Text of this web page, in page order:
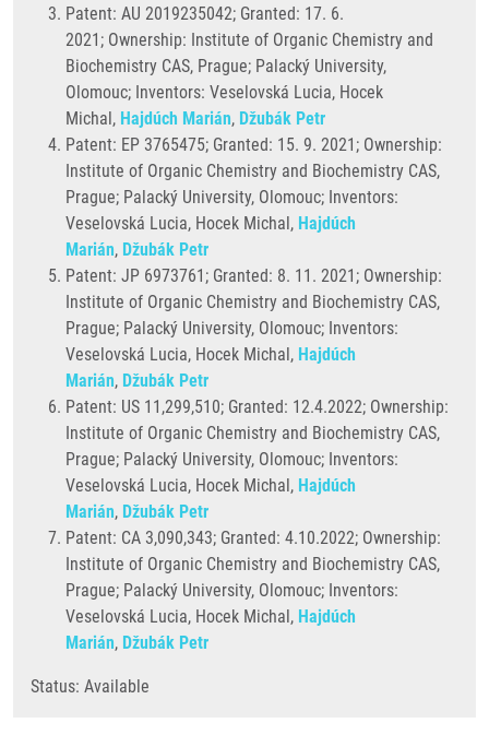
Patent: AU 2019235042; Granted: 17. 6.
2021; Ownership: Institute of Organic Chemistry and
Biochemistry CAS, Prague; Palacký University,
Olomouc; Inventors: Veselovská Lucia, Hocek
Michal, Hajdúch Marián, Džubák Petr
Patent: EP 3765475; Granted: 15. 9. 2021; Ownership:
Institute of Organic Chemistry and Biochemistry CAS,
Prague; Palacký University, Olomouc; Inventors:
Veselovská Lucia, Hocek Michal, Hajdúch
Marián, Džubák Petr
Patent: JP 6973761; Granted: 8. 11. 2021; Ownership:
Institute of Organic Chemistry and Biochemistry CAS,
Prague; Palacký University, Olomouc; Inventors:
Veselovská Lucia, Hocek Michal, Hajdúch
Marián, Džubák Petr
Patent: US 11,299,510; Granted: 12.4.2022; Ownership:
Institute of Organic Chemistry and Biochemistry CAS,
Prague; Palacký University, Olomouc; Inventors:
Veselovská Lucia, Hocek Michal, Hajdúch
Marián, Džubák Petr
Patent: CA 3,090,343; Granted: 4.10.2022; Ownership:
Institute of Organic Chemistry and Biochemistry CAS,
Prague; Palacký University, Olomouc; Inventors:
Veselovská Lucia, Hocek Michal, Hajdúch
Marián, Džubák Petr
Status: Available